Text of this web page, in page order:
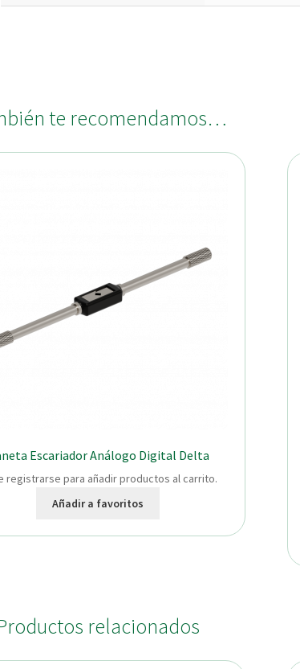
te recomendamos…
Escariador Análogo Digital Delta
registrarse para añadir productos al carrito.
Añadir a favoritos
relacionados